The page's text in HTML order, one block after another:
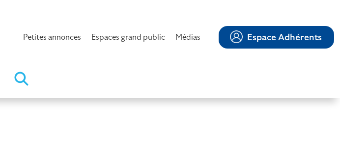
Petites annonces Espaces grand public Médias Espace Adhérents